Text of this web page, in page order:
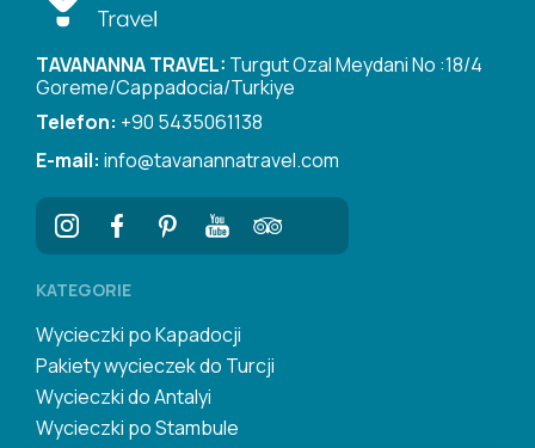
TAVANANNA TRAVEL: Turgut Ozal Meydani No :18/4
Goreme/Cappadocia/Turkiye
Telefon: +90 5435061138
E-mail: info@tavanannatravel.com
KATEGORIE
Wycieczki po Kapadocji
Pakiety wycieczek do Turcji
Wycieczki do Antalyi
Wycieczki po Stambule